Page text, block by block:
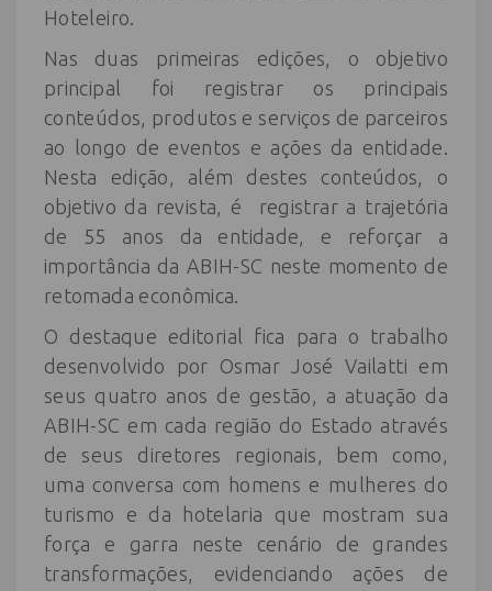
Hoteleiro.
Nas duas primeiras edições, o objetivo
principal foi registrar os principais
conteúdos, produtos e serviços de parceiros
ao longo de eventos e ações da entidade.
Nesta edição, além destes conteúdos, o
objetivo da revista, é registrar a trajetória
de 55 anos da entidade, e reforçar a
importância da ABIH-SC neste momento de
retomada econômica.
O destaque editorial fica para o trabalho
desenvolvido por Osmar José Vailatti em
seus quatro anos de gestão, a atuação da
ABIH-SC em cada região do Estado através
de seus diretores regionais, bem como,
uma conversa com homens e mulheres do
turismo e da hotelaria que mostram sua
força e garra neste cenário de grandes
transformações, evidenciando ações de